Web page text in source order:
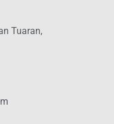
Tuaran,